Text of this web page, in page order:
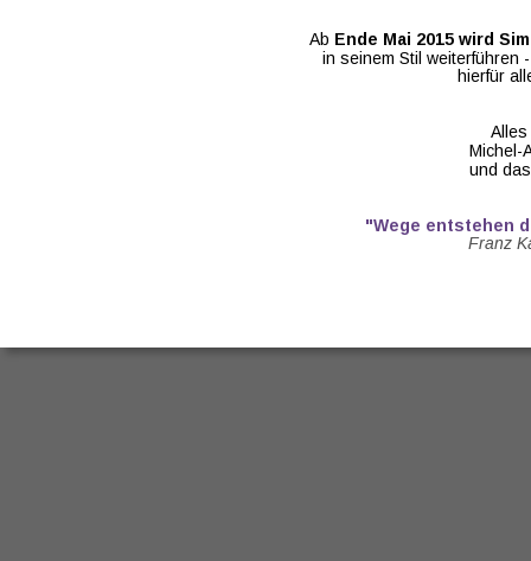
Ab Ende Mai 2015 wird
in seinem Stil weiterführen
hierfür
Alles
Michel-
und
"Wege entstehen
Franz